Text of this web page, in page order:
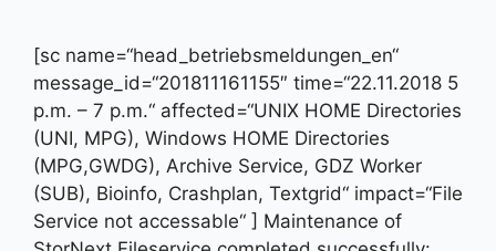
[sc name=“head_betriebsmeldungen_en“
message_id=“201811161155″ time=“22.11.2018 5
p.m. – 7 p.m.“ affected=“UNIX HOME Directories
(UNI, MPG), Windows HOME Directories
(MPG,GWDG), Archive Service, GDZ Worker
(SUB), Bioinfo, Crashplan, Textgrid“ impact=“File
Service not accessable“ ] Maintenance of